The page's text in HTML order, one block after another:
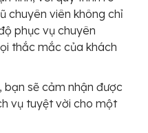
chuyên viên không chỉ
phục vụ chuyên
thắc mắc của khách
sẽ cảm nhận được
vụ tuyệt vời cho một